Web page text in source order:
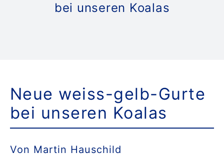
bei unseren Koalas
Neue weiss-gelb-Gurte
bei unseren Koalas
Von Martin Hauschild